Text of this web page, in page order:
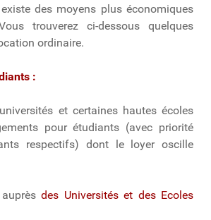
des moyens plus économiques
trouverez ci-dessous quelques
ordinaire.
:
et certaines hautes écoles
pour étudiants (avec priorité
respectifs) dont le loyer oscille
des Universités et des Ecoles